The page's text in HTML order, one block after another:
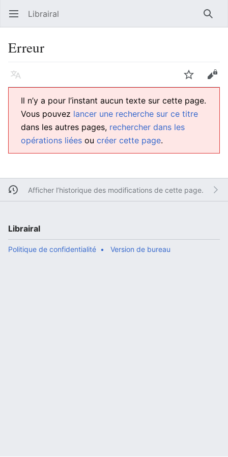
Ouvrir le menu principal Librairal
Erreur
Langue Suivre
Il n’y a pour l’instant aucun texte sur cette page.
Vous pouvez lancer une recherche sur ce titre
dans les autres pages, rechercher dans les
opérations liées ou créer cette page.
Afficher l’historique des modifications de cette page.
Librairal
Politique de confidentialité Version de bureau